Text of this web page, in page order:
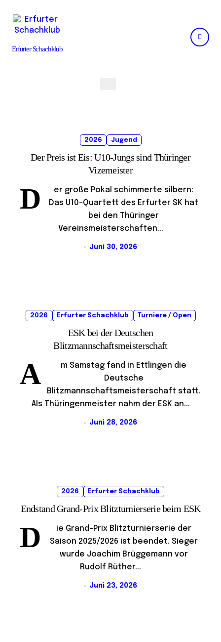
content
Erfurter Schachklub
2026 Jugend
Der Preis ist Eis: U10-Jungs sind Thüringer
Vizemeister
D
er große Pokal schimmerte silbern:
Das U10-Quartett des Erfurter SK hat
bei den Thüringer
Vereinsmeisterschaften...
Juni 30, 2026
2026 Erfurter Schachklub Turniere / Open
ESK bei der Deutschen
Blitzmannschaftsmeisterschaft
A
m Samstag fand in Ettlingen die
Deutsche
Blitzmannschaftsmeisterschaft statt.
Als Thüringenmeister nahm der ESK an...
Juni 28, 2026
2026 Erfurter Schachklub
Endstand Grand-Prix Blitzturnierserie beim ESK
D
ie Grand-Prix Blitzturnierserie der
Saison 2025/2026 ist beendet. Sieger
wurde Joachim Brüggemann vor
Rudolf Rüther...
Juni 23, 2026